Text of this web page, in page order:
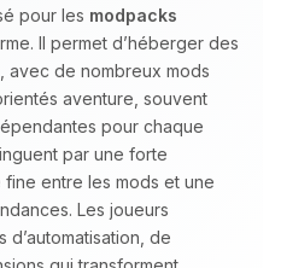
pour les modpacks
Il permet d’héberger des
avec de nombreux mods
aventure, souvent
pour chaque
par une forte
fine entre les mods et une
Les joueurs
d’automatisation, de
pour me
Choupy, ton petit
Dis-moi ce dont
vais remuer mes
t’aider.